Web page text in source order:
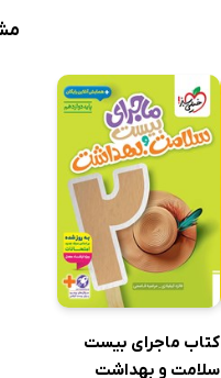
کتاب ماجرای بیست
سلامت و بهداشت